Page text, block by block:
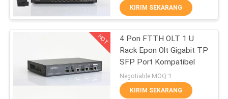
TENTANG
KAMI
PABRIK
GPON OLT
27
KIRIM SEKARANG
HOT
4 Pon FTTH OLT 1 ​​U
Rack Epon Olt Gigabit TP
SFP Port Kompatibel
Negotiable MOQ:1
KIRIM SEKARANG